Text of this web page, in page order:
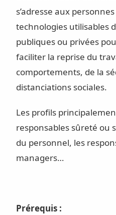
s’adresse aux
technologies utilisables
publiques ou privées
faciliter la reprise du
comportements, de la
distanciations sociales.
Les profils
responsables sûreté ou
du personnel, les
managers…
Prérequis :